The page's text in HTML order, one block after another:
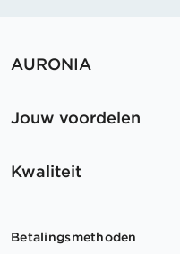
AURONIA
Jouw voordelen
Kwaliteit
Betalingsmethoden